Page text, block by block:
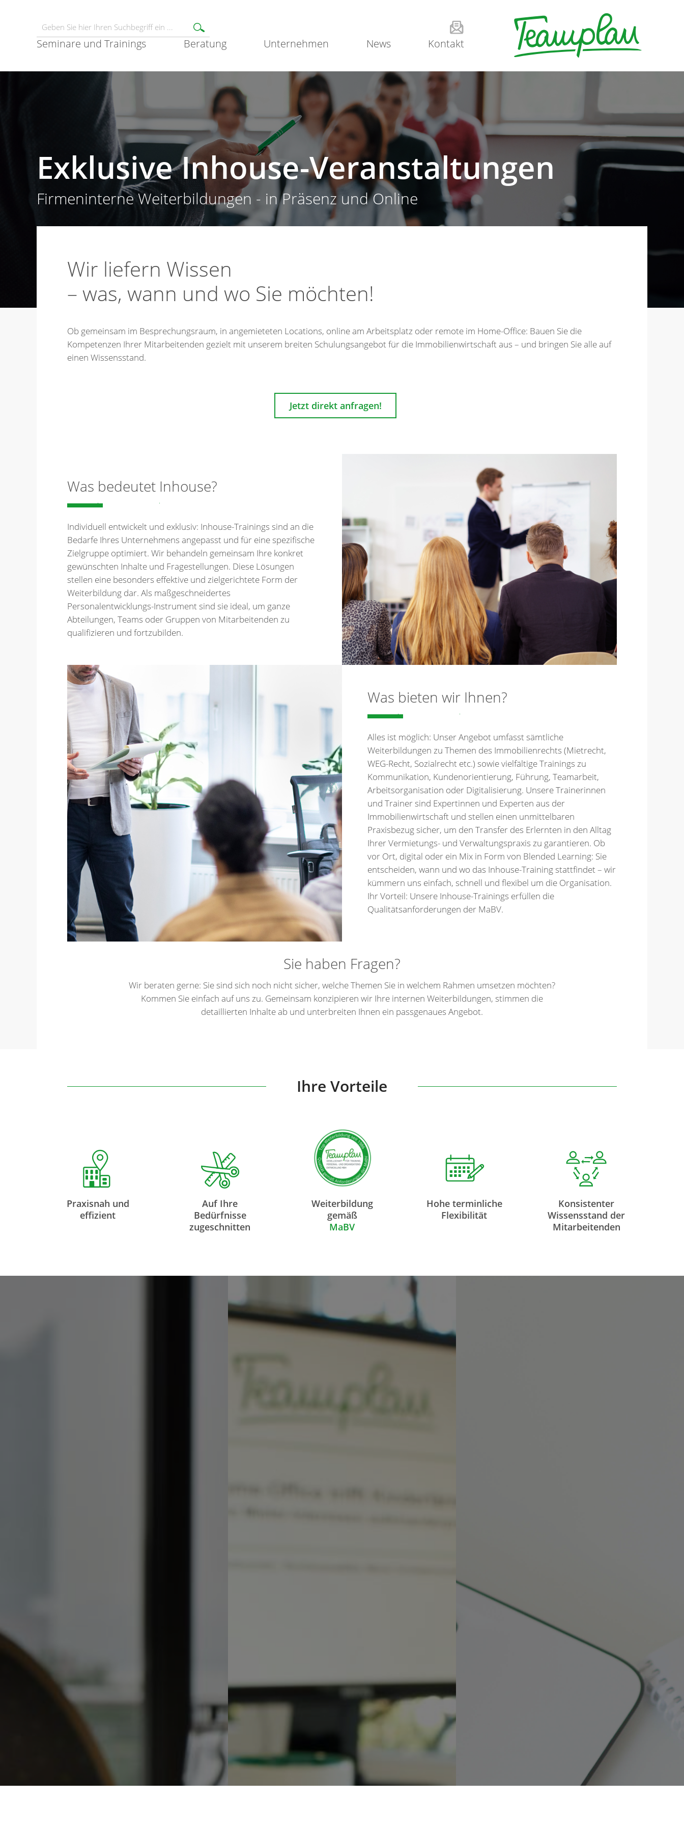
Seminare und Trainings Beratung Unternehmen News Kontakt
Exklusive Inhouse-Veranstaltungen
Firmeninterne Weiterbildungen - in Präsenz und Online
Wir liefern Wissen
– was, wann und wo Sie möchten!
Ob gemeinsam im Besprechungsraum, in angemieteten Locations, online am Arbeitsplatz oder remote im Home-Office: Bauen Sie die
Kompetenzen Ihrer Mitarbeitenden gezielt mit unserem breiten Schulungsangebot für die Immobilienwirtschaft aus – und bringen Sie alle auf
einen Wissensstand.
Jetzt direkt anfragen!
Was bedeutet Inhouse?
Individuell entwickelt und exklusiv: Inhouse-Trainings sind an die
Bedarfe Ihres Unternehmens angepasst und für eine spezifische
Zielgruppe optimiert. Wir behandeln gemeinsam Ihre konkret
gewünschten Inhalte und Fragestellungen. Diese Lösungen
stellen eine besonders effektive und zielgerichtete Form der
Weiterbildung dar. Als maßgeschneidertes
Personalentwicklungs-Instrument sind sie ideal, um ganze
Abteilungen, Teams oder Gruppen von Mitarbeitenden zu
qualifizieren und fortzubilden.
Was bieten wir Ihnen?
Alles ist möglich: Unser Angebot umfasst sämtliche
Weiterbildungen zu Themen des Immobilienrechts (Mietrecht,
WEG-Recht, Sozialrecht etc.) sowie vielfältige Trainings zu
Kommunikation, Kundenorientierung, Führung, Teamarbeit,
Arbeitsorganisation oder Digitalisierung. Unsere Trainerinnen
und Trainer sind Expertinnen und Experten aus der
Immobilienwirtschaft und stellen einen unmittelbaren
Praxisbezug sicher, um den Transfer des Erlernten in den Alltag
Ihrer Vermietungs- und Verwaltungspraxis zu garantieren. Ob
vor Ort, digital oder ein Mix in Form von Blended Learning: Sie
entscheiden, wann und wo das Inhouse-Training stattfindet – wir
kümmern uns einfach, schnell und flexibel um die Organisation.
Ihr Vorteil: Unsere Inhouse-Trainings erfüllen die
Qualitätsanforderungen der MaBV.
Sie haben Fragen?
Wir beraten gerne: Sie sind sich noch nicht sicher, welche Themen Sie in welchem Rahmen umsetzen möchten?
Kommen Sie einfach auf uns zu. Gemeinsam konzipieren wir Ihre internen Weiterbildungen, stimmen die
detaillierten Inhalte ab und unterbreiten Ihnen ein passgenaues Angebot.
Ihre Vorteile
Praxisnah und
effizient
Auf Ihre
Bedürfnisse
zugeschnitten
Weiterbildung
gemäß
MaBV
Hohe terminliche
Flexibilität
Konsistenter
Wissensstand der
Mitarbeitenden